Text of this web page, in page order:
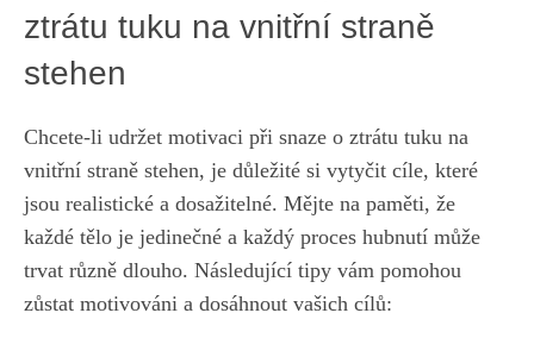
ztrátu tuku na‌ vnitřní⁣ straně
stehen
Chcete-li udržet motivaci při snaze⁣ o ztrátu tuku na
vnitřní straně stehen, je‍ důležité ‌si vytyčit cíle, které
jsou realistické a dosažitelné. Mějte na paměti,​ že
každé tělo je jedinečné a každý proces hubnutí ‌může
trvat různě⁣ dlouho. Následující tipy vám ‍pomohou
zůstat ⁣motivováni a dosáhnout vašich‌ cílů: